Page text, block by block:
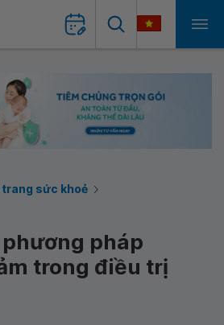
trang sức khoẻ
pháp
trong điều trị